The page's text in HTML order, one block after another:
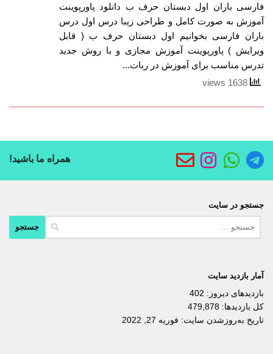
فارسی باران اول دبستان حرف ب دانلود پاورپوینت
آموزش به صورت کامل و طراحی زیبا درس اول درس
باران فارسی بخوانیم اول دبستان حرف ب ( قابل
ویرایش ) پاورپوینت آموزش مجازی و با روش جدید
تدرس مناسب برای آموزش در ربات...
همراه ما باشید!
جستجو در سایت
آمار بازدید سایت
بازدیدهای دیروز: 402
کل بازدیدها: 479,878
تاریخ به‌روزشدن سایت: فوریه 27, 2022